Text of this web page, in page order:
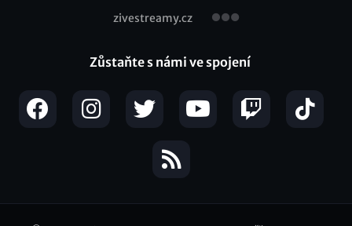
zivestreamy.cz
Zůstaňte s námi ve spojení